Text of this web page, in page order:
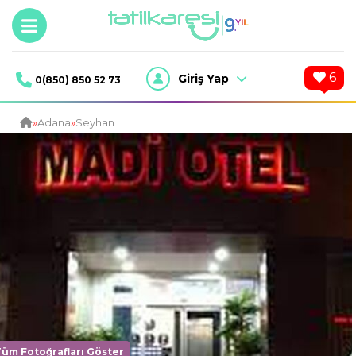
0(850) 850 52 73 Giriş Yap 6
»Adana»Seyhan
Fotoğrafları Göster